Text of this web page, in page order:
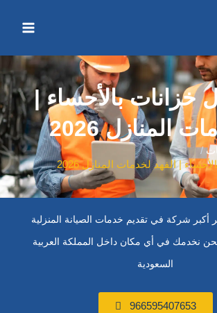
بالأحساء |
المنازل 2026
| الفهد لخدمات المنازل 2026
أكبر شركة في تقديم خدمات الصيانة المنزلية
نخدمك في أي مكان داخل المملكة العربية
السعودية
966595407653